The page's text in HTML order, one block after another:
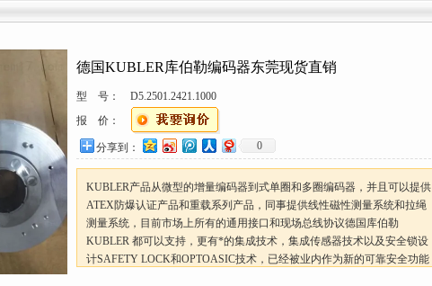
德国KUBLER库伯勒编码器东莞现货直销
型 号：
D5.2501.2421.1000
报 价：
分享到： 0
KUBLER产品从微型的增量编码器到式单圈和多圈编码器，并且可以提供
ATEX防爆认证产品和重载系列产品，同事提供线性磁性测量系统和拉绳
测量系统，目前市场上所有的通用接口和现场总线协议德国库伯勒
KUBLER 都可以支持，更有*的集成技术，集成传感器技术以及安全锁设
计SAFETY LOCK和OPTOASIC技术，已经被业内作为新的可靠安全功能